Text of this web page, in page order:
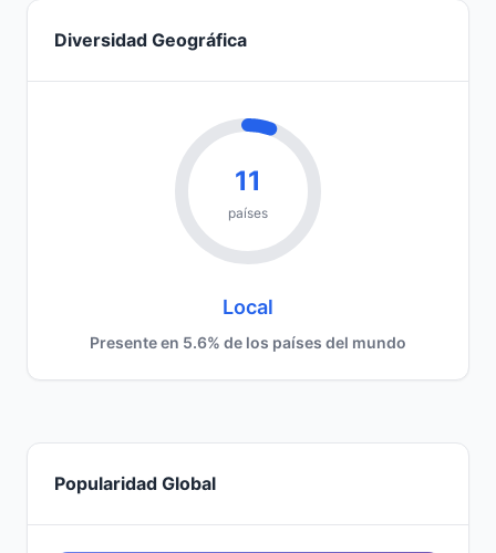
Diversidad Geográfica
11
países
Local
Presente en 5.6% de los países del mundo
Popularidad Global